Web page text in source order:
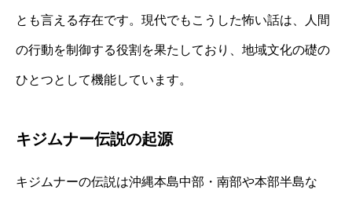
とも言える存在です。現代でもこうした怖い話は、人間
の行動を制御する役割を果たしており、地域文化の礎の
ひとつとして機能しています。
キジムナー伝説の起源
キジムナーの伝説は沖縄本島中部・南部や本部半島な